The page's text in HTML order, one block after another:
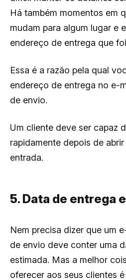
Há também momentos em
mudam para algum lugar e
endereço de entrega que
Essa é a razão pela qual
endereço de entrega no e-
de envio.
Um cliente deve ser capaz
rapidamente depois de
entrada.
5. Data de entrega
Nem precisa dizer que um
de envio deve conter uma
estimada. Mas a melhor
oferecer aos seus clientes